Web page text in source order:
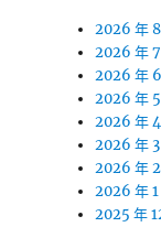
2026 年
2026 年
2026 年
2026 年
2026 年
2026 年 3
2026 年
2026 年 1
2025 年